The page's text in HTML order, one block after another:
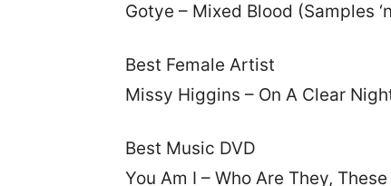
Gotye – Mixed Blood (Samples
Best Female Artist
Missy Higgins – On A Clear
Best Music DVD
You Am I – Who Are They,